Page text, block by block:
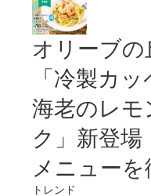
オリーブの
「冷製カ
海老のレモ
ク」新登場
メニュー
トレンド